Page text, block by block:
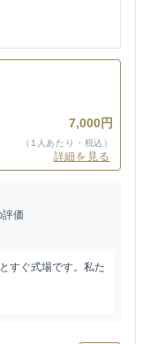
7,000円
（1人あたり・税込）
詳細を見る
価
すぐ式場です。私た